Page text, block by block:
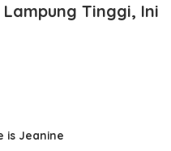
Tinggi, Ini
is Jeanine